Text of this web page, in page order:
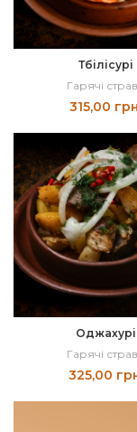
Тбілісурі
Гарячі
315,00
Оджахурі
Гарячі
325,00